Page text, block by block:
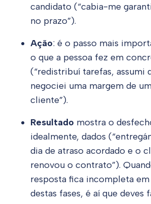
candidato (“cabia-me
no prazo”).
Ação: é o passo mais
o que a pessoa fez em
(“redistribuí tarefas, assumi
negociei uma margem de
cliente”).
Resultado mostra o
idealmente, dados
dia de atraso acordado e o
renovou o contrato”).
resposta fica incompleta em
destas fases, é aí que deves